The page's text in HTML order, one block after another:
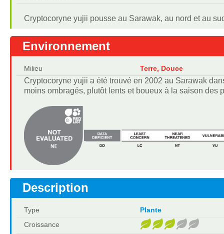
Cryptocoryne yujii pousse au Sarawak, au nord et au
Environnement
Milieu Terre, Douce
Cryptocoryne yujii a été trouvé en 2002 au Sarawak
moins ombragés, plutôt lents et boueux à la saison des
Description
Type
Plante
Croissance